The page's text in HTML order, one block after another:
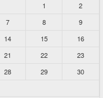
1
2
7 8
9
14 15
16
21 22
23
28 29
30